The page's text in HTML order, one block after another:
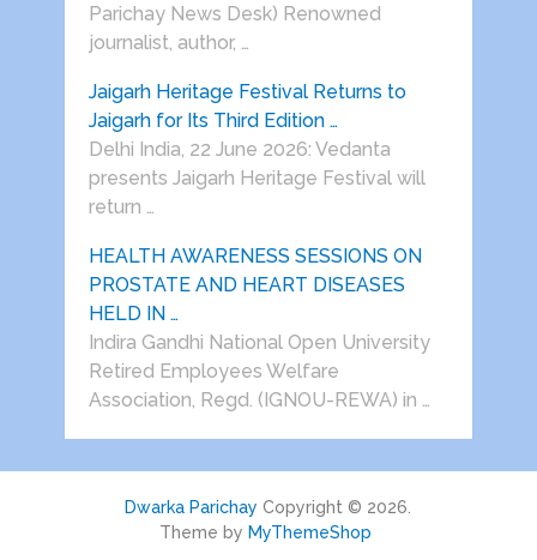
Parichay News Desk) Renowned
journalist, author, …
Jaigarh Heritage Festival Returns to
Jaigarh for Its Third Edition …
Delhi India, 22 June 2026: Vedanta
presents Jaigarh Heritage Festival will
return …
HEALTH AWARENESS SESSIONS ON
PROSTATE AND HEART DISEASES
HELD IN …
Indira Gandhi National Open University
Retired Employees Welfare
Association, Regd. (IGNOU-REWA) in …
Dwarka Parichay Copyright © 2026.
Theme by MyThemeShop